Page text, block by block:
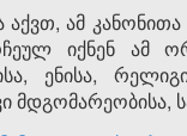
ამ
იქნენ ამ
ენისა,
მდგომარეობისა,